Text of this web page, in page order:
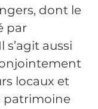
dont le
par
s’agit aussi
locaux et
patrimoine